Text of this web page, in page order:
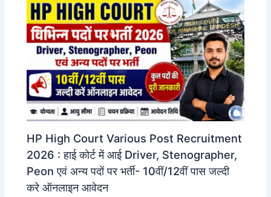
HP High Court Various Post Recruitment
2026 : हाई कोर्ट में आई Driver, Stenographer,
Peon एवं अन्य पदों पर भर्ती- 10वीं/12वीं पास जल्दी
करे ऑनलाइन आवेदन